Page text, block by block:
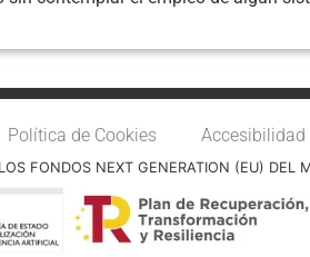
Política de Cookies Accesibilidad
FONDOS NEXT GENERATION (EU) DEL